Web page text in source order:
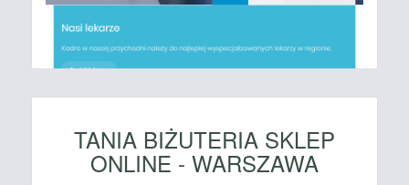
TANIA BIŻUTERIA SKLEP
ONLINE - WARSZAWA